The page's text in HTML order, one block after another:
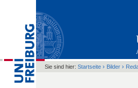
Sie sind hier: Startseite › Bilder ›